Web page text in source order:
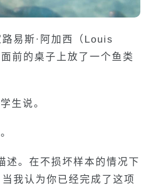
易斯·阿加西（Louis
前的桌子上放了一个鱼类
生说。
述。在不损坏样本的情况下
我认为你已经完成了这项